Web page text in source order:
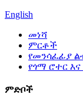
English
መነሻ
ምርቶች
የመንሳፈፊያ
የጎማ ሮተር
ምድቦች